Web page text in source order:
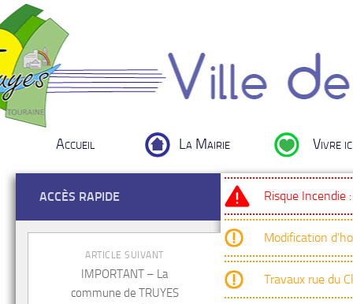
Accueil La Mairie Vivre
Risque Incendie
Modification
Travaux rue du
ACCÈS RAPIDE
ARTICLE SUIVANT
IMPORTANT – La
commune de TRUYES